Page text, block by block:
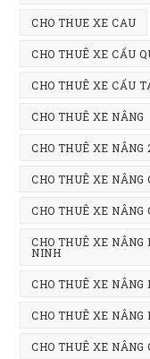
CHO THUE XE CAU
CHO THUÊ XE CẨU
CHO THUÊ XE CẨU
CHO THUÊ XE NÂNG
CHO THUÊ XE NÂNG
CHO THUÊ XE NÂNG
CHO THUÊ XE
CHO THUÊ XE NÂNG
NINH
CHO THUÊ XE
CHO THUÊ XE
CHO THUÊ XE NÂNG